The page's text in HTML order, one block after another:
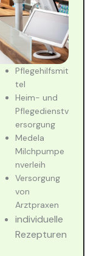
Pflegehilfsmit
tel
Heim- und
Pflegedienstv
ersorgung
Medela
Milchpumpe
nverleih
Versorgung
von
Arztpraxen
individuelle
Rezepturen